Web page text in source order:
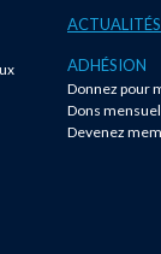
ACTUALITÉS
ADHÉSION
Donnez pour
Dons
Devenez